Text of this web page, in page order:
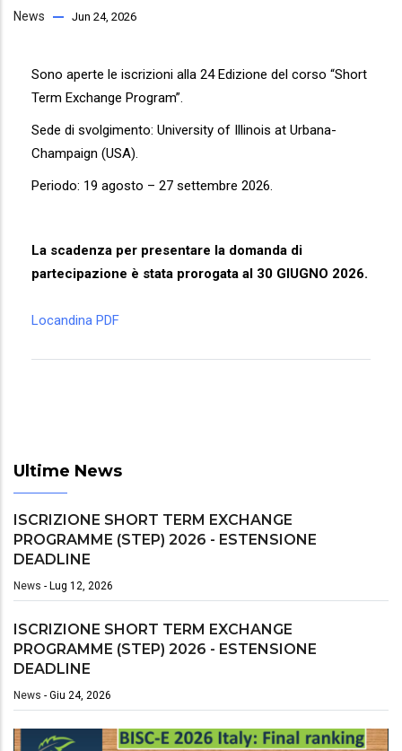
News Jun 24, 2026
Sono aperte le iscrizioni alla 24 Edizione del corso “Short
Term Exchange Program”.
Sede di svolgimento: University of Illinois at Urbana-
Champaign (USA).
Periodo: 19 agosto – 27 settembre 2026.
La scadenza per presentare la domanda di
partecipazione è stata prorogata al 30 GIUGNO 2026.
Locandina PDF
Ultime News
ISCRIZIONE SHORT TERM EXCHANGE
PROGRAMME (STEP) 2026 - ESTENSIONE
DEADLINE
News - Lug 12, 2026
ISCRIZIONE SHORT TERM EXCHANGE
PROGRAMME (STEP) 2026 - ESTENSIONE
DEADLINE
News - Giu 24, 2026